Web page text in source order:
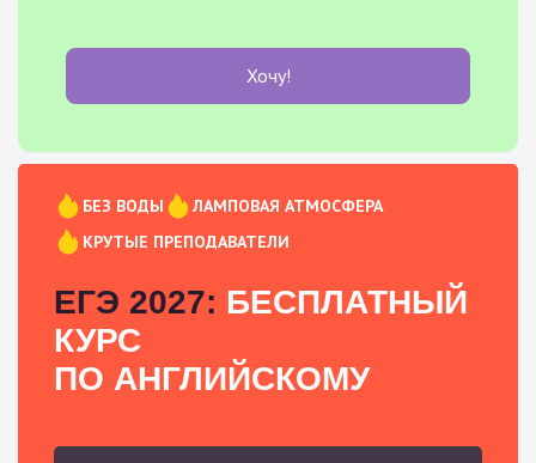
Хочу!
БЕЗ ВОДЫ
ЛАМПОВАЯ АТМОСФЕРА
КРУТЫЕ ПРЕПОДАВАТЕЛИ
ЕГЭ 2027: БЕСПЛАТНЫЙ
КУРС
ПО АНГЛИЙСКОМУ